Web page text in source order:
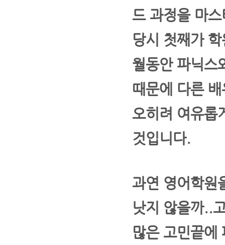
드 과정을 마
당시 첫째가
월동안 파닉스
때문에 다른
오히려 여유롭
것입니다.
과연 영어학원
낫지 않을까..
많은 고민끝에